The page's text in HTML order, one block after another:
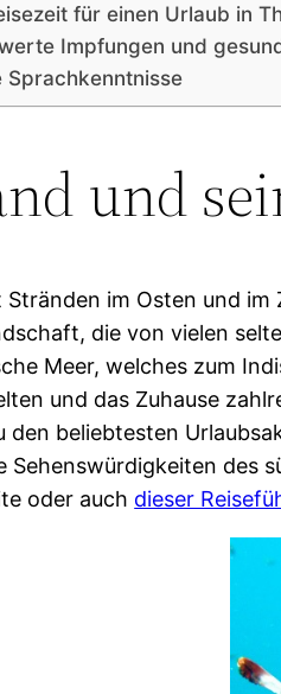
für einen Urlaub in
Impfungen und
Sprachkenntnisse
und
im Osten und
die von vielen
Meer, welches zum
und das Zuhause
den beliebtesten
Sehenswürdigkeiten des
oder auch dieser